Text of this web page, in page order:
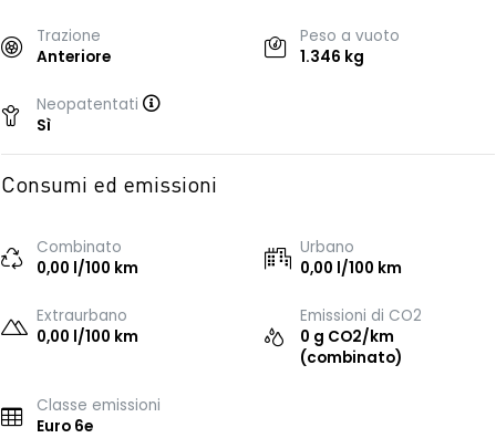
Trazione
Anteriore
Peso a vuoto
1.346 kg
Neopatentati
Sì
Consumi ed emissioni
Combinato
0,00 l/100 km
Urbano
0,00 l/100 km
Extraurbano
0,00 l/100 km
Emissioni di CO2
0 g CO2/km
(combinato)
Classe emissioni
Euro 6e